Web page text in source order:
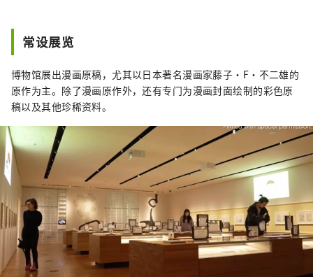
常设展览
博物馆展出漫画原稿，尤其以日本著名漫画家藤子·F·不二雄的
原作为主。除了漫画原作外，还有专门为漫画封面绘制的彩色原
稿以及其他珍稀资料。